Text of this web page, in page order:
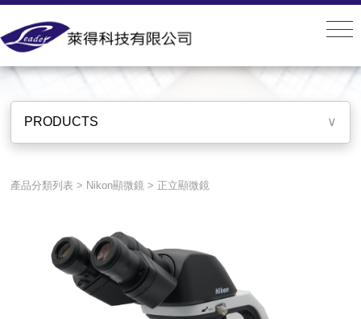
PRODUCTS
PRODUCTS ∨
產品分類列表 > Nikon顯微鏡 > 正立顯微鏡